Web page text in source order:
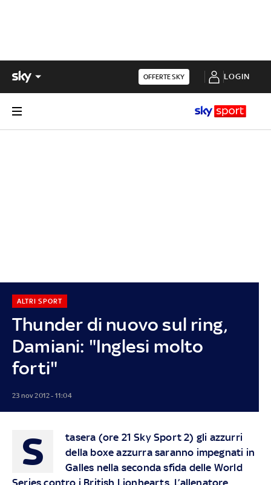
OFFERTE SKY LOGIN
Thunder di nuovo sul ring,
Damiani: "Inglesi molto
forti"
ALTRI SPORT
23 nov 2012 - 11:04
S
tasera (ore 21 Sky Sport 2) gli azzurri
della boxe azzurra saranno impegnati in
Galles nella seconda sfida delle World
Series contro i British Lionhearts. L’allenatore